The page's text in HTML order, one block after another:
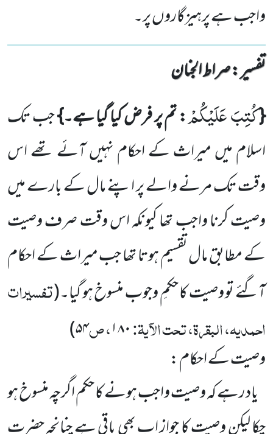
واجب ہے پرہیزگاروں پر۔
تفسیر : ‎صراط الجنان
{كُتِبَ عَلَیْكُمْ: تم پر فرض کیا گیا ہے۔}جب تک
اسلام میں میراث کے احکام نہیں آئے تھے اس
وقت تک مرنے والے پر اپنے مال کے بارے میں
وصیت کرنا واجب تھا کیونکہ اس وقت صرف وصیت
کے مطابق مال تقسیم ہوتا تھا جب میراث کے احکام
آگئے تو وصیت کا حکمِ وجوب منسوخ ہو گیا۔(تفسیرات
احمدیہ، البقرۃ، تحت الآیۃ:۱۸۰، ص۵۴)
وصیت کے احکام :
یاد رہے کہ وصیت واجب ہونے کا حکم اگرچہ منسوخ ہو